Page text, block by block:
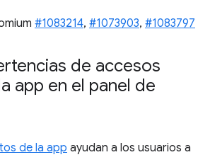
#1083214, #1073903, #1083797
de accesos
app en el panel de
de la app ayudan a los usuarios a